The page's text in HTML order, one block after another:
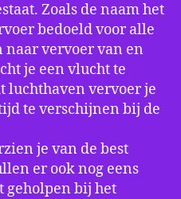
Zoals de naam het
bedoeld voor alle
naar vervoer van en
je een vlucht te
luchthaven vervoer je
te verschijnen bij de
je van de best
er ook nog eens
geholpen bij het